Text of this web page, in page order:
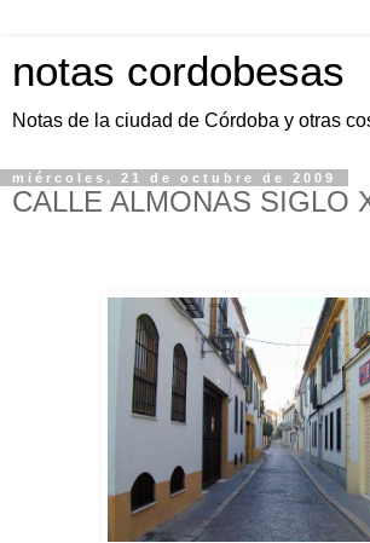
notas cordobesas
Notas de la ciudad de Córdoba y otras
miércoles, 21 de octubre de 2009
CALLE ALMONAS SIGLO